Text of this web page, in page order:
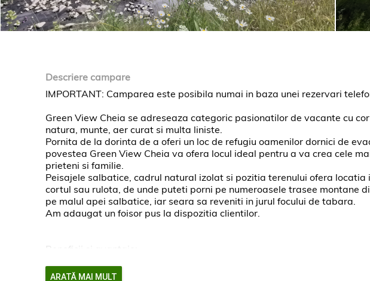
Descriere campare
IMPORTANT: Camparea este posibila numai in baza unei rezervari
Green View Cheia se adreseaza categoric pasionatilor de vacante cu
natura, munte, aer curat si multa liniste.
Pornita de la dorinta de a oferi un loc de refugiu oamenilor dornici de
povestea Green View Cheia va ofera locul ideal pentru a va crea cele
prieteni si familie.
Peisajele salbatice, cadrul natural izolat si pozitia terenului ofera
cortul sau rulota, de unde puteti porni pe numeroasele trasee montane
pe malul apei salbatice, iar seara sa reveniti in jurul focului de tabara.
Am adaugat un foisor pus la dispozitia clientilor.
Beneficii si avantaje:
- izvor de apa potabila pe teren;
ARATĂ MAI MULT